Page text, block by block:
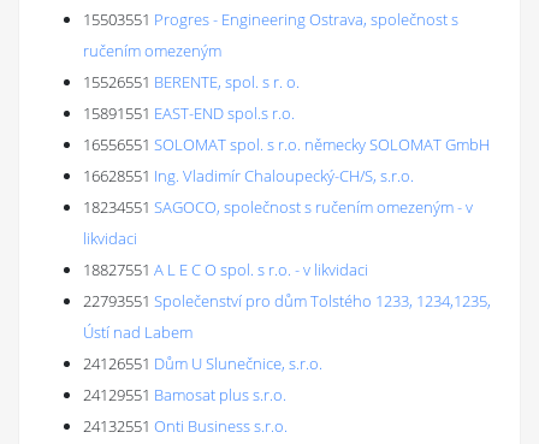
15503551 Progres - Engineering Ostrava, společnost s
ručením omezeným
15526551 BERENTE, spol. s r. o.
15891551 EAST-END spol.s r.o.
16556551 SOLOMAT spol. s r.o. německy SOLOMAT GmbH
16628551 Ing. Vladimír Chaloupecký-CH/S, s.r.o.
18234551 SAGOCO, společnost s ručením omezeným - v
likvidaci
18827551 A L E C O spol. s r.o. - v likvidaci
22793551 Společenství pro dům Tolstého 1233, 1234,1235,
Ústí nad Labem
24126551 Dům U Slunečnice, s.r.o.
24129551 Bamosat plus s.r.o.
24132551 Onti Business s.r.o.